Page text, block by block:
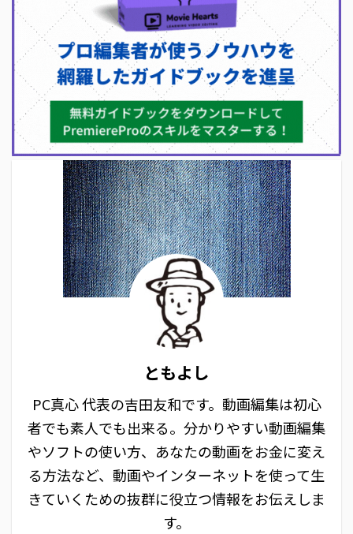
ともよし
PC真心 代表の吉田友和です。動画編集は初心
者でも素人でも出来る。分かりやすい動画編集
やソフトの使い方、あなたの動画をお金に変え
る方法など、動画やインターネットを使って生
きていくための抜群に役立つ情報をお伝えしま
す。